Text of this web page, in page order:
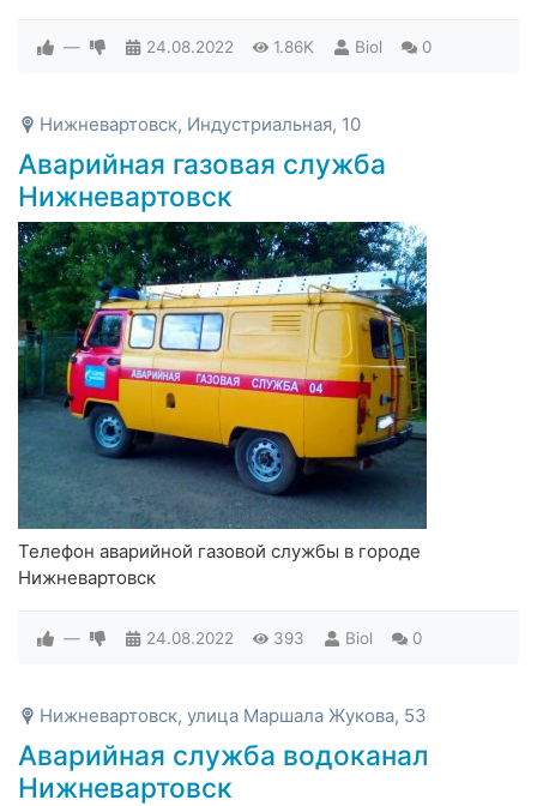
— 24.08.2022 1.86K Biol 0
Нижневартовск, Индустриальная, 10
Аварийная газовая служба
Нижневартовск
Телефон аварийной газовой службы в городе
Нижневартовск
— 24.08.2022 393 Biol 0
Нижневартовск, улица Маршала Жукова, 53
Аварийная служба водоканал
Нижневартовск